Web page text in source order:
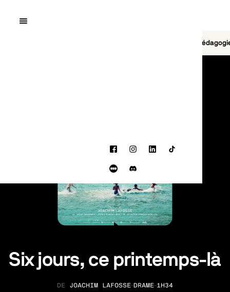
Quai10
FacebookInstagram
LinkedInTikTok
Letterboxd
Discord
Six jours, ce printemps-là
RÉALISATION
JOACHIM LAFOSSE GENRE
DRAME DURÉE
1H34